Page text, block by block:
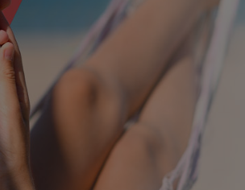
Ajuda Empresas